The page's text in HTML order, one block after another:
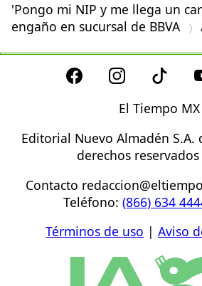
'Pongo mi NIP y me llega un
engaño en sucursal de BBVA
El Tiempo MX
Editorial Nuevo Almadén S.A.
derechos
Contacto
Teléfono: (866) 634
Términos de uso | Aviso